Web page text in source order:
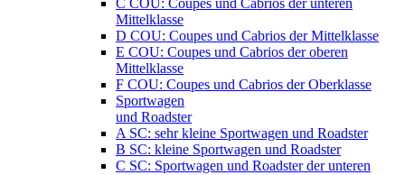
C COU: Coupes und Cabrios der unteren
Mittelklasse
D COU: Coupes und Cabrios der Mittelklasse
E COU: Coupes und Cabrios der oberen
Mittelklasse
F COU: Coupes und Cabrios der Oberklasse
Sportwagen
und Roadster
A SC: sehr kleine Sportwagen und Roadster
B SC: kleine Sportwagen und Roadster
C SC: Sportwagen und Roadster der unteren